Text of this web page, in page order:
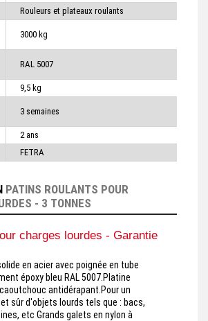
Rouleurs et plateaux roulants
3000 kg
RAL 5007
9,5 kg
3 semaines
2 ans
FETRA
PATINS ROULANTS POUR
- 3 TONNES
charges lourdes - Garantie
en acier avec poignée en tube
époxy bleu RAL 5007.Platine
antidérapant.Pour un
sûr d'objets lourds tels que : bacs,
etc Grands galets en nylon à